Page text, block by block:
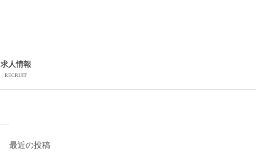
求人情報
RECRUIT
最近の投稿